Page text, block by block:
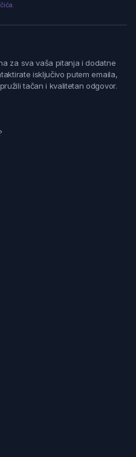
za sva vaša pitanja i dodatne
isključivo putem emaila,
tačan i kvalitetan odgovor.